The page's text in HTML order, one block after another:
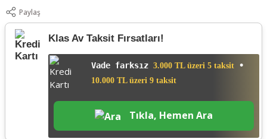
Paylaş
Klas Av Taksit Fırsatları!
Vade farksız 3.000 TL üzeri 5 taksit •
10.000 TL üzeri 9 taksit
Tıkla, Hemen Ara